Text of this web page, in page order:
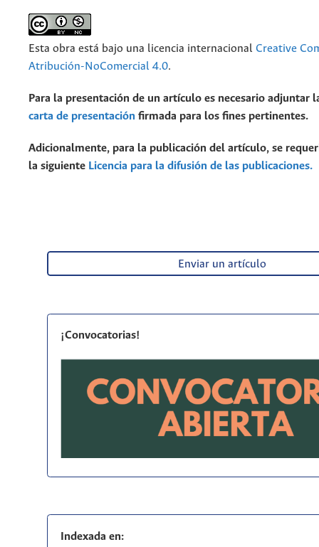
Esta obra está bajo una licencia internacional Creative
Atribución-NoComercial 4.0.
Para la presentación de un artículo es necesario adjuntar
carta de presentación firmada para los fines pertinentes.
Adicionalmente, para la publicación del artículo, se
la siguiente Licencia para la difusión de las publicaciones.
Enviar un artículo
¡Convocatorias!
Indexada en: